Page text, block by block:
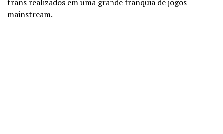
trans realizados em uma grande franquia de jogos
mainstream.